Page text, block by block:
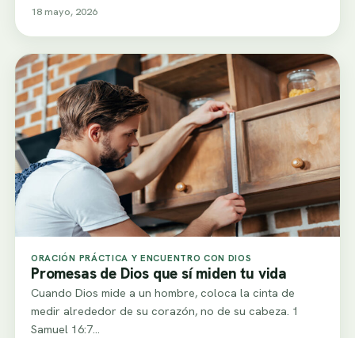
18 mayo, 2026
ORACIÓN PRÁCTICA Y ENCUENTRO CON DIOS
Promesas de Dios que sí miden tu vida
Cuando Dios mide a un hombre, coloca la cinta de
medir alrededor de su corazón, no de su cabeza. 1
Samuel 16:7…